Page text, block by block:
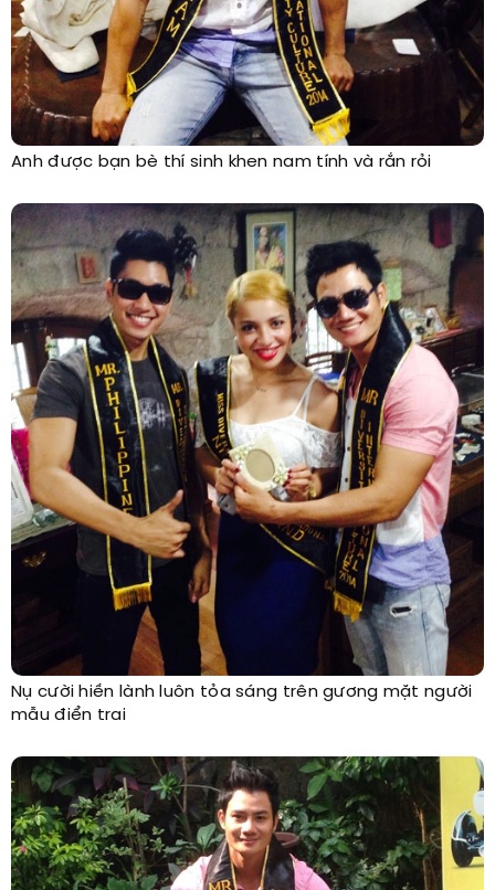
Anh được bạn bè thí sinh khen nam tính và rắn rỏi
Nụ cười hiền lành luôn tỏa sáng trên gương mặt người
mẫu điển trai